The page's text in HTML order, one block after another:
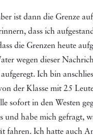
ist dann die Grenze
dass ich
die Grenzen heute
wegen dieser
Ich bin
der Klasse mit 25
sofort in den Westen
und habe mich gefragt,
fahren. Ich hatte auch